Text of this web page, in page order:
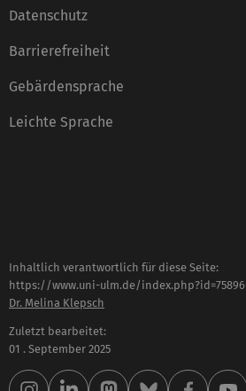
Datenschutz
Barrierefreiheit
Gebärdensprache
Leichte Sprache
Inhaltlich verantwortlich für diese Seite:
https://www.uni-ulm.de/index.php?id=75896
Dr. Melina Klepsch
Zuletzt bearbeitet:
01 . September 2025